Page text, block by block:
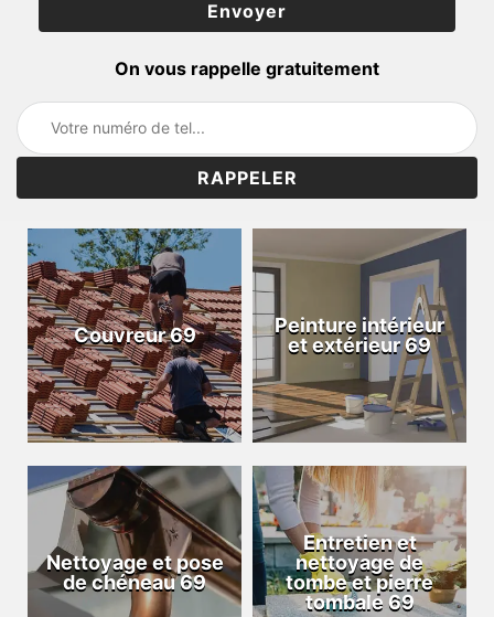
On vous rappelle gratuitement
Couvreur 69
Peinture intérieur
et extérieur 69
Nettoyage et pose
de chéneau 69
Entretien et
nettoyage de
tombe et pierre
tombale 69